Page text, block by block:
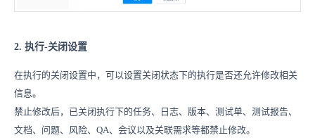
2. 执行-关闭设置
在执行的关闭设置中，可以设置关闭状态下的执行是否还允许修改相关
信息。
禁止修改后，已关闭执行下的任务、日志、版本、测试单、测试报告、
文档、问题、风险、QA、会议以及关联需求等都禁止修改。